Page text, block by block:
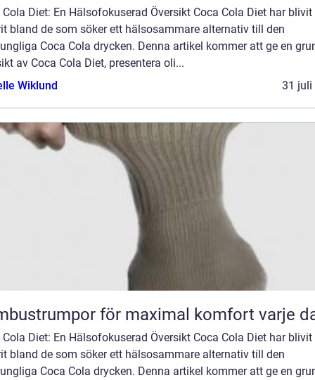
Cola Diet: En Hälsofokuserad Översikt Coca Cola Diet har blivit
bland de som söker ett hälsosammare alternativ till den
Coca Cola drycken. Denna artikel kommer att ge en
av Coca Cola Diet, presentera oli...
Wiklund
31 juli
för maximal komfort varje
Cola Diet: En Hälsofokuserad Översikt Coca Cola Diet har blivit
bland de som söker ett hälsosammare alternativ till den
Coca Cola drycken. Denna artikel kommer att ge en